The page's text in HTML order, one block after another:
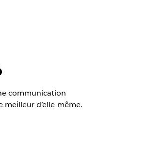
communication
d’elle-même.